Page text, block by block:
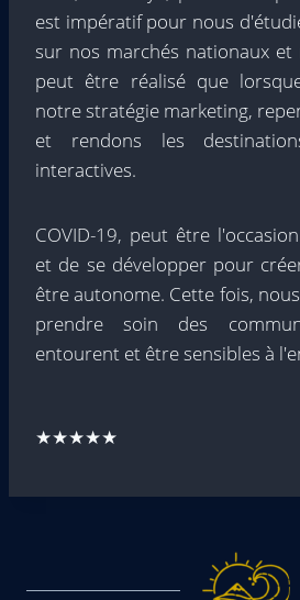
est impératif pour nous
sur nos marchés nationaux et
peut être réalisé que
notre stratégie marketing,
et rendons les
interactives.
COVID-19, peut être
et de se développer pour
être autonome. Cette fois,
prendre soin des
entourent et être sensibles à
★★★★★